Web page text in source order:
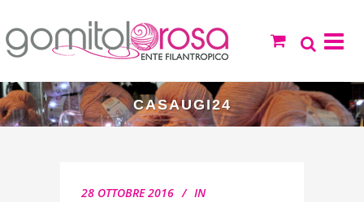
CASAUGI24
28 OTTOBRE 2016 IN